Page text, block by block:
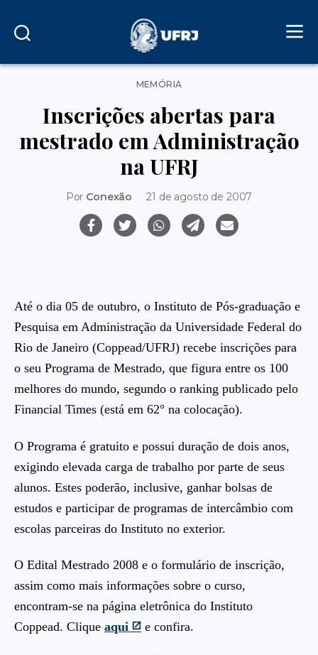
Categorias
MEMÓRIA
Inscrições abertas para
mestrado em Administração
na UFRJ
Por Conexão 21 de agosto de 2007
Até o dia 05 de outubro, o Instituto de Pós-graduação e
Pesquisa em Administração da Universidade Federal do
Rio de Janeiro (Coppead/UFRJ) recebe inscrições para
o seu Programa de Mestrado, que figura entre os 100
melhores do mundo, segundo o ranking publicado pelo
Financial Times (está em 62° na colocação).
O Programa é gratuito e possui duração de dois anos,
exigindo elevada carga de trabalho por parte de seus
alunos. Estes poderão, inclusive, ganhar bolsas de
estudos e participar de programas de intercâmbio com
escolas parceiras do Instituto no exterior.
O Edital Mestrado 2008 e o formulário de inscrição,
assim como mais informações sobre o curso,
encontram-se na página eletrônica do Instituto
Coppead. Clique aqui e confira.